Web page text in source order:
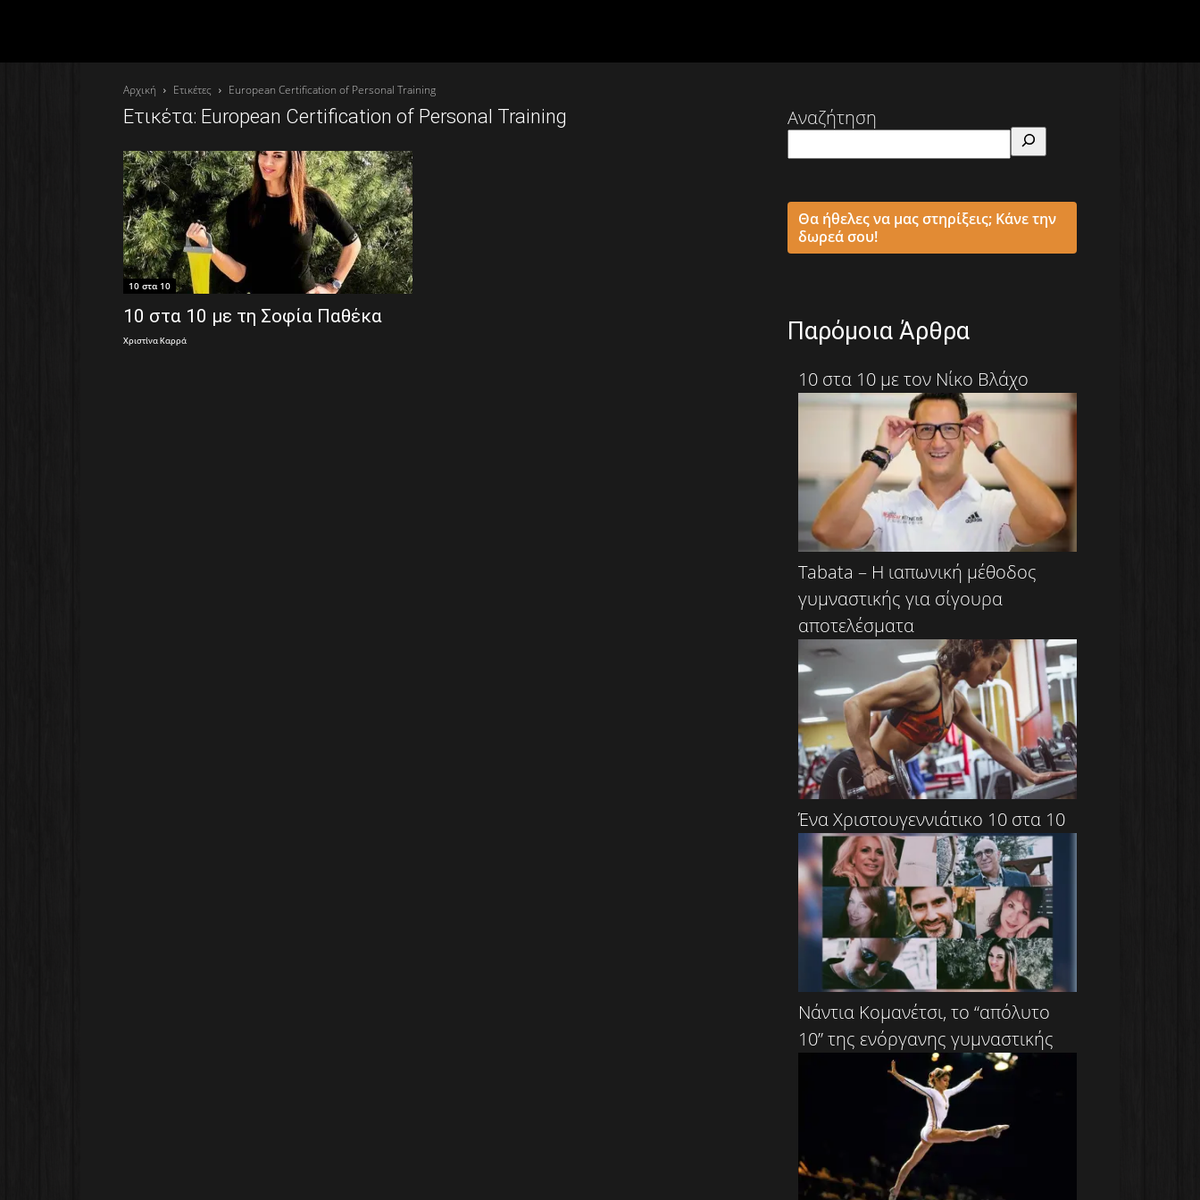
Αρχική Ετικέτες European Certification of Personal Training
Ετικέτα: European Certification of Personal Training
10 στα 10
10 στα 10 με τη Σοφία Παθέκα
Χριστίνα Καρρά
Αναζήτηση
Θα ήθελες να μας στηρίξεις; Κάνε την
δωρεά σου!
Παρόμοια Άρθρα
10 στα 10 με τον Νίκο Βλάχο
Tabata – Η ιαπωνική μέθοδος
γυμναστικής για σίγουρα
αποτελέσματα
Ένα Χριστουγεννιάτικο 10 στα 10
Νάντια Κομανέτσι, το “απόλυτο
10” της ενόργανης γυμναστικής